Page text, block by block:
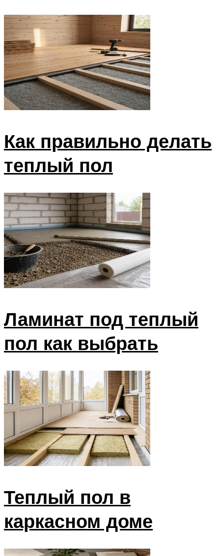
Как правильно делать
теплый пол
Ламинат под теплый
пол как выбрать
Теплый пол в
каркасном доме